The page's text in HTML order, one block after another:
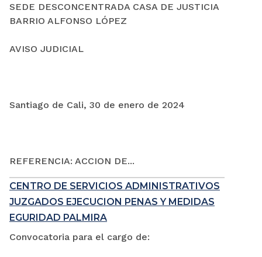
SEDE DESCONCENTRADA CASA DE JUSTICIA
BARRIO ALFONSO LÓPEZ
AVISO JUDICIAL
Santiago de Cali, 30 de enero de 2024
REFERENCIA: ACCION DE...
CENTRO DE SERVICIOS ADMINISTRATIVOS
JUZGADOS EJECUCION PENAS Y MEDIDAS
EGURIDAD PALMIRA
Convocatoria para el cargo de: